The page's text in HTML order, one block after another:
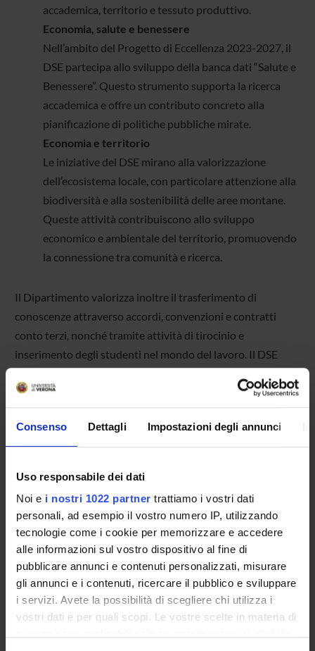
Consenso Dettagli Impostazioni degli annunci
Uso responsabile dei dati
Noi e i nostri 1022 partner trattiamo i vostri dati
personali, ad esempio il vostro numero IP, utilizzando
tecnologie come i cookie per memorizzare e accedere
alle informazioni sul vostro dispositivo al fine di
pubblicare annunci e contenuti personalizzati, misurare
gli annunci e i contenuti, ricercare il pubblico e sviluppare
i servizi. Avete la possibilità di scegliere chi utilizza i
vostri dati e per quali scopi. Le vostre scelte in materia di
accademica, territorio e tessuto produttivo.
Economia, salute e benessere
Nell’ambito del Progetto di Eccellenza 2023-2027, il
DSE partecipa allo sviluppo della banca dati “Salute e
Benessere”. Questo strumento supporta la ricerca
accademica e offre un contributo concreto alla
pianificazione di politiche pubbliche mirate.
Economia e territorio
Le iniziative del DSE mirano alla valorizzazione
dell’ecosistema locale, con particolare attenzione alla
biodiversità e alla sostenibilità delle aree montane.
Queste attività contribuiscono allo sviluppo
economico e ambientale del territorio, promuovendo
la connessione tra comunità e ricerca.
Il Dipartimento valorizza inoltre il trasferimento di
conoscenze attraverso accordi, convenzioni e contratti
conto terzi, nonché tramite attività di tirocinio e
inserimento degli studenti nel mondo del lavoro. Il DSE
stipula, in media, circa 15 accordi di collaborazione l’anno.
Il Dipartimento incontra
Eventi di PUBLIC ENGAGEMENT
public engagement
delle attività senza scopo di lucro, con valore educativo,
culturale e di sviluppo della società svolte a beneficio di
pubblici diversi rispetto agli studenti, alle comunità
scientifiche o alle imprese.